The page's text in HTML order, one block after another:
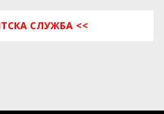
СЛУЖБА <<